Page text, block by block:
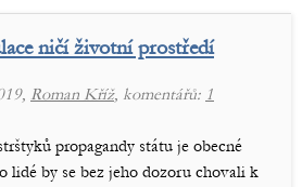
ničí životní prostředí
Roman Kříž, komentářů: 1
propagandy státu je obecné
lidé by se bez jeho dozoru chovali k